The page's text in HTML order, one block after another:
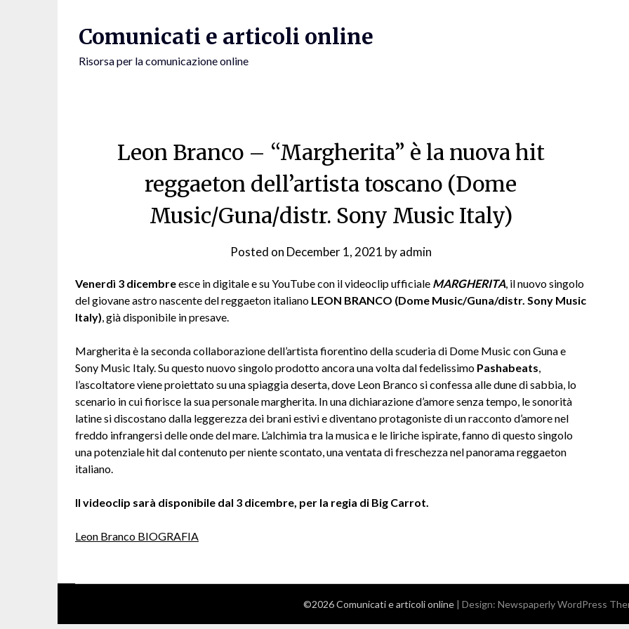
Comunicati e articoli online
Risorsa per la comunicazione online
Leon Branco – “Margherita” è la nuova hit
reggaeton dell’artista toscano (Dome
Music/Guna/distr. Sony Music Italy)
Posted on December 1, 2021 byadmin
Venerdì 3 dicembreesce in digitale e su YouTube con il videoclip ufficiale MARGHERITA, il nuovo singolo
del giovane astro nascente del reggaeton italiano LEON BRANCO (Dome Music/Guna/distr. Sony Music
Italy), già disponibile in presave.
Margherita è la seconda collaborazione dell’artista fiorentino della scuderia di Dome Music con Guna e
Sony Music Italy. Su questo nuovo singolo prodotto ancora una volta dal fedelissimo Pashabeats,
l’ascoltatore viene proiettato su una spiaggia deserta, dove Leon Branco si confessa alle dune di sabbia, lo
scenario in cui fiorisce la sua personale margherita. In una dichiarazione d’amore senza tempo, le sonorità
latine si discostano dalla leggerezza dei brani estivi e diventano protagoniste di un racconto d’amore nel
freddo infrangersi delle onde del mare. L’alchimia tra la musica e le liriche ispirate, fanno di questo singolo
una potenziale hit dal contenuto per niente scontato, una ventata di freschezza nel panorama reggaeton
italiano.
Il videoclip sarà disponibile dal 3 dicembre, per la regia di Big Carrot.
Leon Branco BIOGRAFIA
©2026 Comunicati e articoli online | Design: Newspaperly WordPress